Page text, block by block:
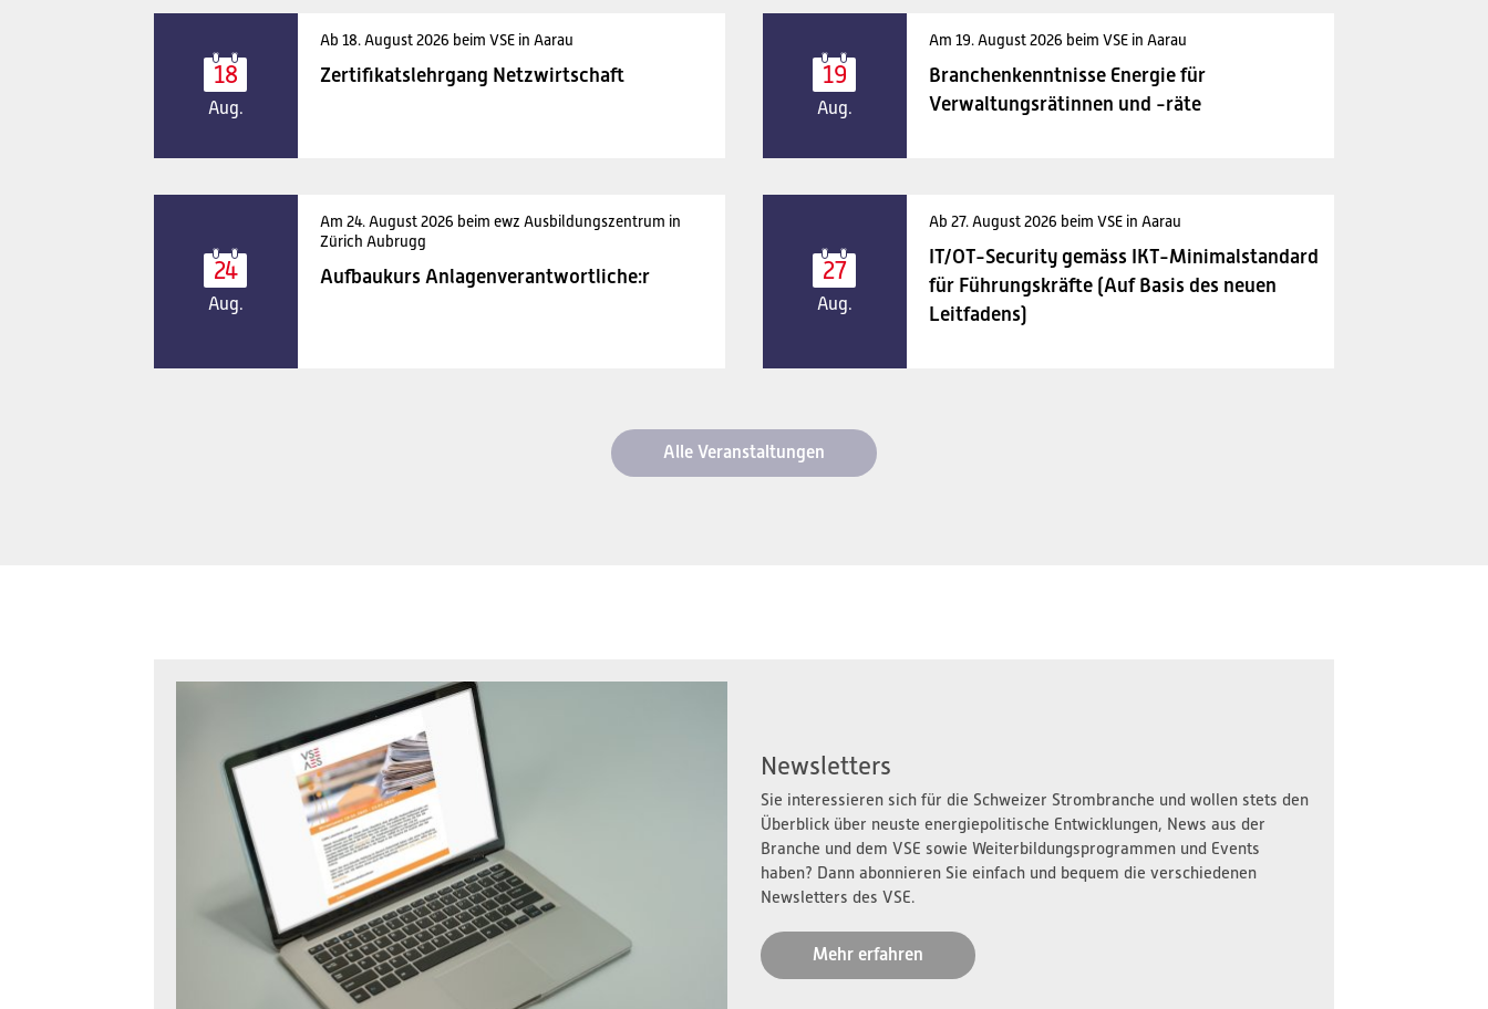
18
Aug.
Ab 18. August 2026 beim VSE in Aarau
Zertifikatslehrgang Netzwirtschaft 19
Aug.
Am 19. August 2026 beim VSE in Aarau
Branchenkenntnisse Energie für
Verwaltungsrätinnen und -räte
24
Aug.
Am 24. August 2026 beim ewz Ausbildungszentrum in
Zürich Aubrugg
Aufbaukurs Anlagenverantwortliche:r 27
Aug.
Ab 27. August 2026 beim VSE in Aarau
IT/OT-Security gemäss IKT-Minimalstandard
für Führungskräfte (Auf Basis des neuen
Leitfadens)
Alle Veranstaltungen
Newsletters
Sie interessieren sich für die Schweizer Strombranche und wollen stets den
Überblick über neuste energiepolitische Entwicklungen, News aus der
Branche und dem VSE sowie Weiterbildungsprogrammen und Events
haben? Dann abonnieren Sie einfach und bequem die verschiedenen
Newsletters des VSE.
Mehr erfahren